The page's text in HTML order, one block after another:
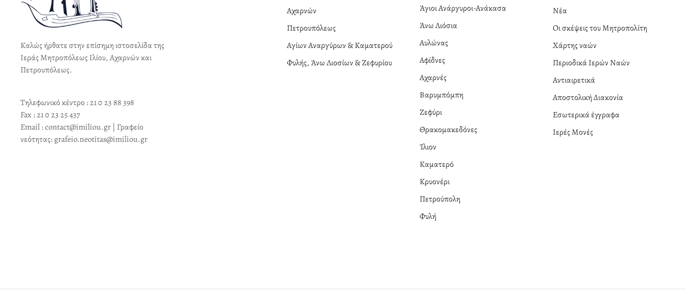
Καλώς ήρθατε στην επίσημη ιστοσελίδα της
Ιεράς Μητροπόλεως Ιλίου, Αχαρνών και
Πετρουπόλεως.
Τηλεφωνικό κέντρο : 21 0 23 88 398
Fax : 21 0 23 25 437
Email : contact@imiliou.gr | Γραφείο
νεότητας: grafeio.neotitas@imiliou.gr
Αχαρνών
Πετρουπόλεως
Αγίων Αναργύρων & Καματερού
Φυλής, Άνω Λιοσίων & Ζεφυρίου
Άγιοι Ανάργυροι-Ανάκασα
Άνω Λιόσια
Αυλώνας
Αφίδνες
Αχαρνές
Βαρυμπόμπη
Ζεφύρι
Θρακομακεδόνες
Ίλιον
Καματερό
Κρυονέρι
Πετρούπολη
Φυλή
Νέα
Οι σκέψεις του Μητροπολίτη
Χάρτης ναών
Περιοδικά Ιερών Ναών
Αντιαιρετικά
Αποστολική Διακονία
Εσωτερικά έγγραφα
Ιερές Μονές